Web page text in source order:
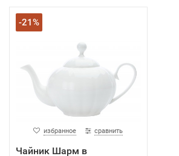
-21%
избранное сравнить
Чайник Шарм в